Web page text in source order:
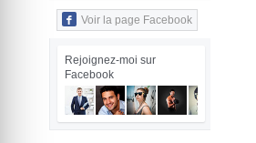
Voir la page Facebook
Rejoignez-moi sur
Facebook